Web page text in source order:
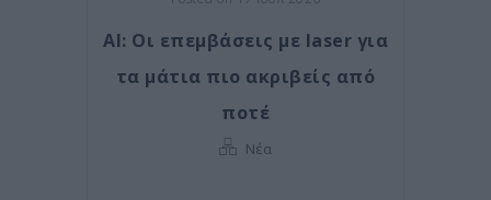
AI: Οι επεμβάσεις με laser για
τα μάτια πιο ακριβείς από
ποτέ
Νέα